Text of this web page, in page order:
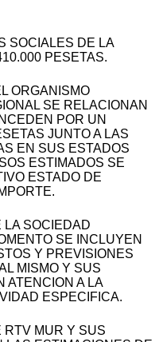
SOCIALES DE LA
PESETAS.
ORGANISMO
SE RELACIONAN
POR UN
JUNTO A LAS
EN SUS ESTADOS
ESTIMADOS SE
ESTADO DE
LA SOCIEDAD
SE INCLUYEN
Y PREVISIONES
MISMO Y SUS
ATENCION A LA
ESPECIFICA.
RTV MUR Y SUS